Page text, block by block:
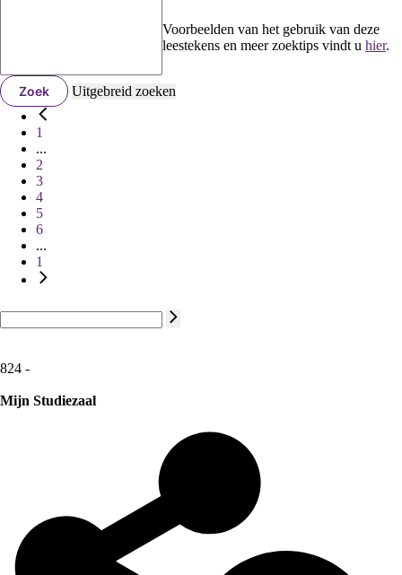
Voorbeelden van het gebruik van deze
leestekens en meer zoektips vindt u hier.
Zoek Uitgebreid zoeken
1
...
2
3
4
5
6
...
1
824 -
Mijn Studiezaal